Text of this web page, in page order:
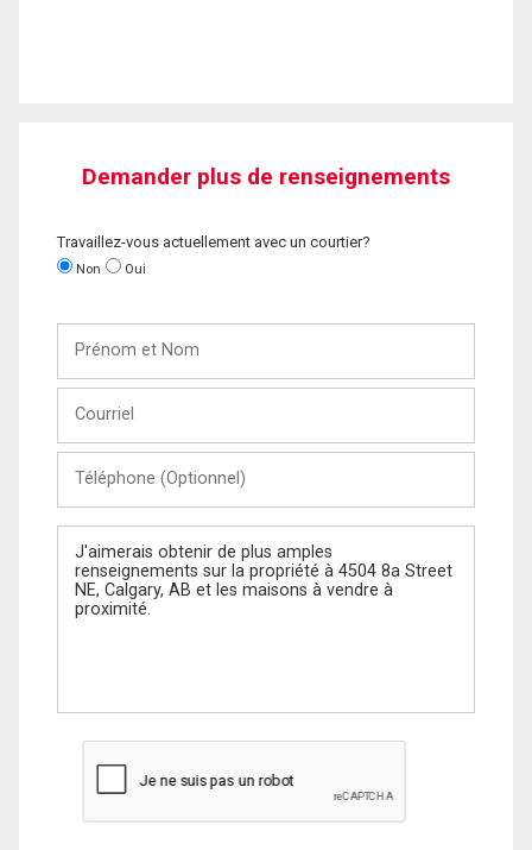
Demander plus de renseignements
Travaillez-vous actuellement avec un courtier?
Non Oui
Nom
(Optionnel)
Message